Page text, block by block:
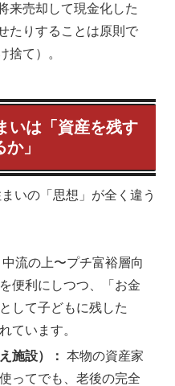
来売却して現金化した
たりすることは原則で
捨て）。
いは「資産を残す
」
いの「思想」が全く違う
中流の上〜プチ富裕層向
便利にしつつ、「お金
して子どもに残した
ています。
施設）： 本物の資産家
ってでも、老後の完全